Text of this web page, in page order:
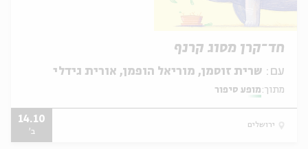
חד־קרן מסוג קרנף
עם:
מתוך: מופע סיפור
ירושלים
14.10
ב'